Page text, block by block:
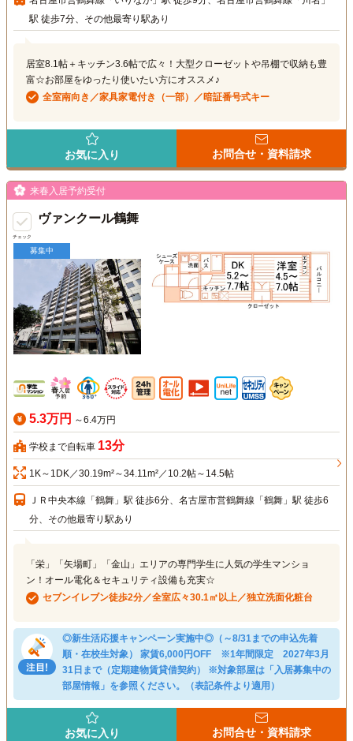
駅 徒歩7分、その他最寄り駅あり
居室8.1帖＋キッチン3.6帖で広々！大型クローゼットや吊棚で収納も豊
富☆お部屋をゆったり使いたい方にオススメ♪
全室南向き／家具家電付き（一部）／暗証番号式キー
お気に入り お問合せ・資料請求
チェック
来春入居予約受付
ヴァンクール鶴舞
募集中
5.3万円 ～6.4万円
学校まで自転車 13分
1K～1DK／30.19m²～34.11m²／10.2帖～14.5帖
ＪＲ中央本線「鶴舞」駅 徒歩6分、名古屋市営鶴舞線「鶴舞」駅 徒歩6
分、その他最寄り駅あり
「栄」「矢場町」「金山」エリアの専門学生に人気の学生マンショ
ン！オール電化＆セキュリティ設備も充実☆
セブンイレブン徒歩2分／全室広々30.1㎡以上／独立洗面化粧台
◎新生活応援キャンペーン実施中◎（～8/31までの申込先着
順・在校生対象） 家賃6,000円OFF ※1年間限定 2027年3月
31日まで（定期建物賃貸借契約） ※対象部屋は「入居募集中の
部屋情報」を参照ください。（表記条件より適用）
お気に入り お問合せ・資料請求